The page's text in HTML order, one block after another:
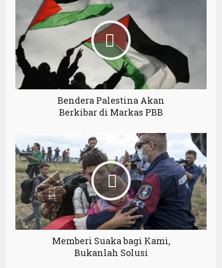
Bendera Palestina Akan
Berkibar di Markas PBB
Memberi Suaka bagi Kami,
Bukanlah Solusi